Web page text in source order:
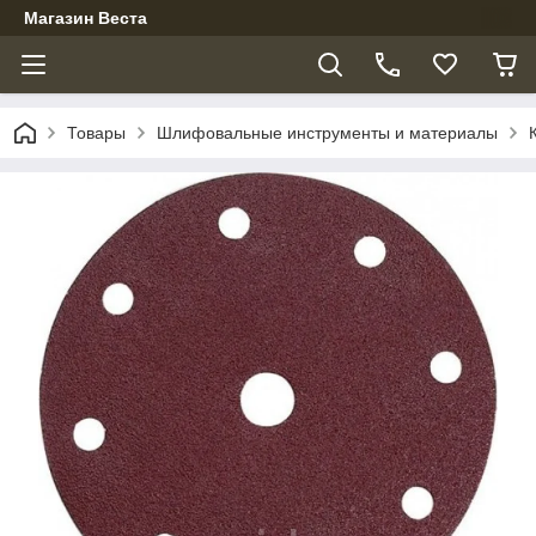
Магазин Веста
Товары Шлифовальные инструменты и материалы